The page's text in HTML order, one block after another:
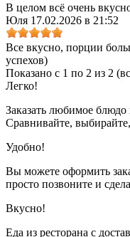
В целом всё очень
Юля 17.02.2026 в 21:52
Все вкусно, порции
успехов)
Показано с 1 по 2 из 2
Легко!
Заказать любимое блюдо
Сравнивайте,
Удобно!
Вы можете оформить
просто позвоните и
Вкусно!
Еда из ресторана с